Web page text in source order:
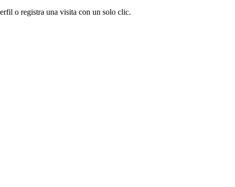
o registra una visita con un solo clic.